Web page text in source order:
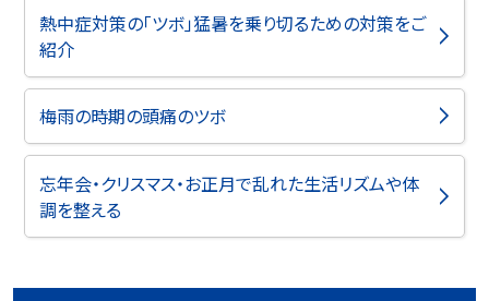
熱中症対策の「ツボ」猛暑を乗り切るための対策をご
紹介
梅雨の時期の頭痛のツボ
忘年会・クリスマス・お正月で乱れた生活リズムや体
調を整える